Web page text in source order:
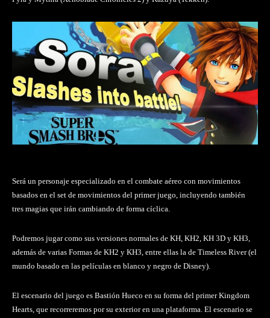
Será un personaje especializado en el combate aéreo con movimientos
basados en el set de movimientos del primer juego, incluyendo también
tres magias que irán cambiando de forma cíclica.
Podremos jugar como sus versiones normales de KH, KH2, KH 3D y KH3,
además de varias Formas de KH2 y KH3, entre ellas la de Timeless River (el
mundo basado en las películas en blanco y negro de Disney).
El escenario del juego es Bastión Hueco en su forma del primer Kingdom
Hearts, que recorreremos por su exterior en una plataforma. El escenario se